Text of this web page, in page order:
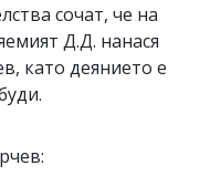
сочат, че на
Д.Д. нанася
като деянието е